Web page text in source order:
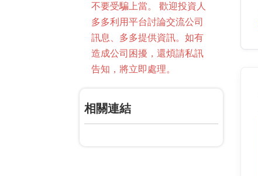
不要受騙上當。 歡迎投資人
多多利用平台討論交流公司
訊息、多多提供資訊。如有
造成公司困擾，還煩請私訊
告知，將立即處理。
相關連結